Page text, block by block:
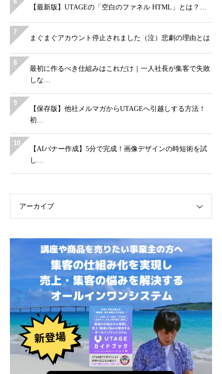
【最新版】UTAGEの「空白のファネル HTML」とは？…
7
まぐまぐアカウント停止されました（泣）悲劇の理由とは
8
最初に作るべき仕組みはこれだけ｜一人社長が集客で失敗
しな…
9
【保存版】他社メルマガからUTAGEへ引越しする方法！
初…
10
【AIバナー作成】5分で完成！画像デザインの時短術を試
し…
アーカイブ